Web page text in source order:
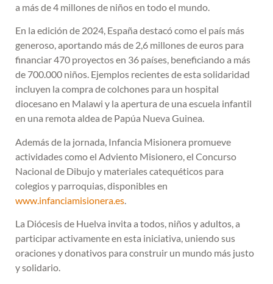
a más de 4 millones de niños en todo el mundo.
En la edición de 2024, España destacó como el país más
generoso, aportando más de 2,6 millones de euros para
financiar 470 proyectos en 36 países, beneficiando a más
de 700.000 niños. Ejemplos recientes de esta solidaridad
incluyen la compra de colchones para un hospital
diocesano en Malawi y la apertura de una escuela infantil
en una remota aldea de Papúa Nueva Guinea.
Además de la jornada, Infancia Misionera promueve
actividades como el Adviento Misionero, el Concurso
Nacional de Dibujo y materiales catequéticos para
colegios y parroquias, disponibles en
www.infanciamisionera.es
La Diócesis de Huelva invita a todos, niños y adultos, a
participar activamente en esta iniciativa, uniendo sus
oraciones y donativos para construir un mundo más justo
y solidario.